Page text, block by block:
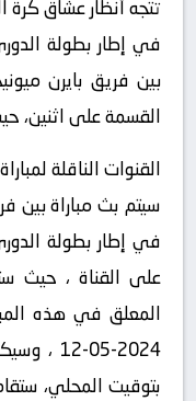
تتجه أنظار عشاق كرة
في إطار بطولة
بين فريق بايرن
القسمة على اثنين،
القنوات الناقلة
سيتم بث مباراة بين
في إطار بطولة
على القناة ، حيث
المعلق في هذه
بتوقيت المحلي،